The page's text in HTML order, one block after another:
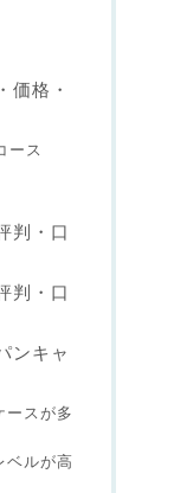
価格・
ース
判・口
判・口
ンキャ
ースが多
ベルが高